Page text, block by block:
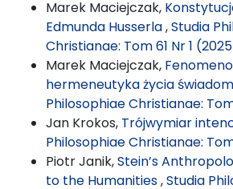
Marek Maciejczak,
Edmunda Husserla,Studia
Christianae: Tom 61 Nr 1
Marek Maciejczak,
hermeneutyka życia
Philosophiae Christianae:
Jan Krokos, Trójwymiar
Philosophiae Christianae:
Piotr Janik,Stein’s
to the Humanities,Studia